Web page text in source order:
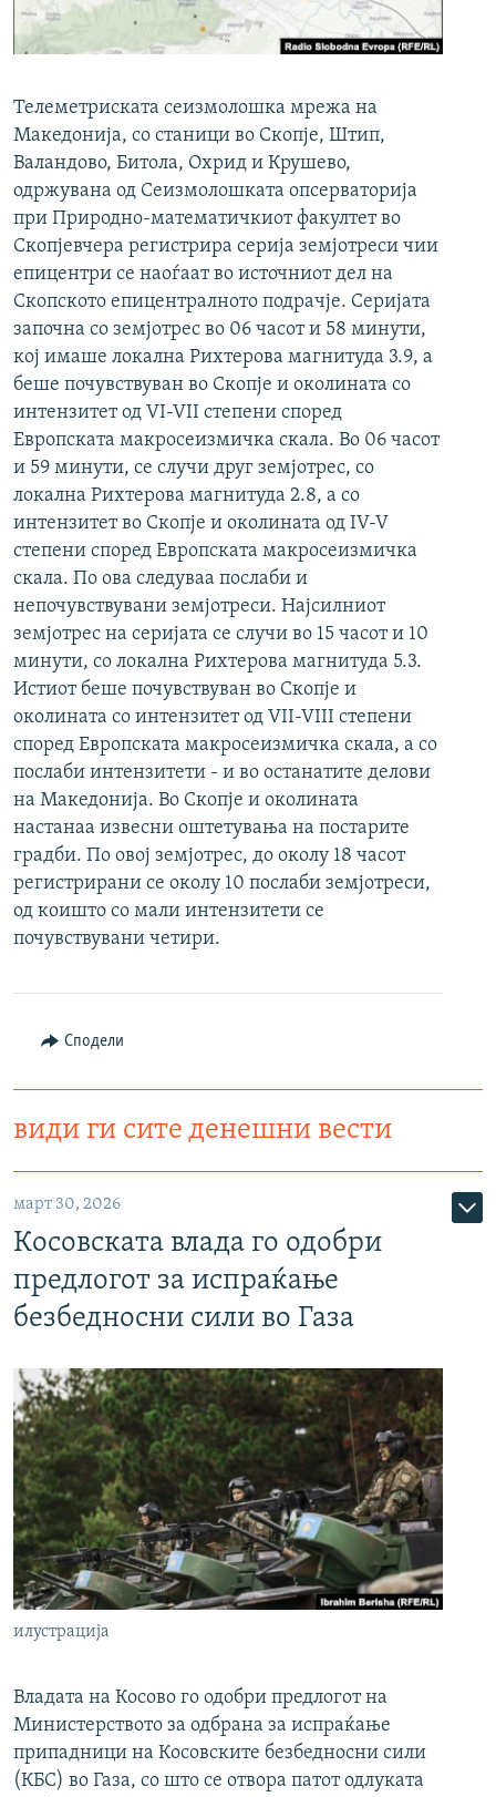
РСЕ веб страници
Телеметриската сеизмолошка мрежа на
Македонија, со станици во Скопје, Штип,
Валандово, Битола, Охрид и Крушево,
одржувана од Сеизмолошката опсерваторија
при Природно-математичкиот факултет во
Скопјевчера регистрира серија земјотреси чии
епицентри се наоѓаат во источниот дел на
Скопското епицентралното подрачје. Серијата
започна со земјотрес во 06 часот и 58 минути,
кој имаше локална Рихтерова магнитуда 3.9, а
беше почувствуван во Скопје и околината со
интензитет од VI-VII степени според
Европската макросеизмичка скала. Во 06 часот
и 59 минути, се случи друг земјотрес, со
локална Рихтерова магнитуда 2.8, а со
интензитет во Скопје и околината од IV-V
степени според Европската макросеизмичка
скала. По ова следуваа послаби и
непочувствувани земјотреси. Најсилниот
земјотрес на серијата се случи во 15 часот и 10
минути, со локална Рихтерова магнитуда 5.3.
Истиот беше почувствуван во Скопје и
околината со интензитет од VII-VIII степени
според Европската макросеизмичка скала, а со
послаби интензитети - и во останатите делови
на Македонија. Во Скопје и околината
настанаа извесни оштетувања на постарите
градби. По овој земјотрес, до околу 18 часот
регистрирани се околу 10 послаби земјотреси,
од коишто со мали интензитети се
почувствувани четири.
Сподели
види ги сите денешни вести
март 30, 2026
Косовската влада го одобри
предлогот за испраќање
безбедносни сили во Газа
илустрација
Владата на Косово го одобри предлогот на
Министерството за одбрана за испраќање
припадници на Косовските безбедносни сили
(КБС) во Газа, со што се отвора патот одлуката